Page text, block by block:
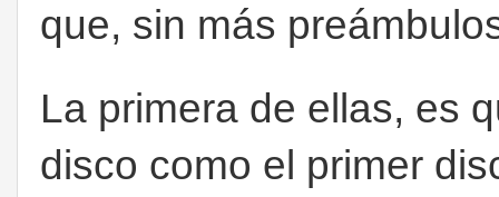
que, sin más
La primera de ellas, es
disco como el primer